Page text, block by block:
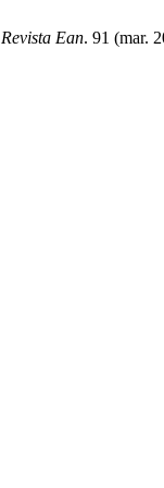
Revista Ean. 91 (mar.